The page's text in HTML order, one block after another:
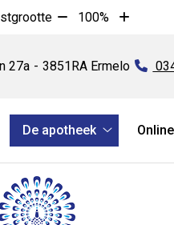
Tekst
10%
100%
Tekst
10%
27a 3851RA Ermelo
De apotheek
De
apotheek